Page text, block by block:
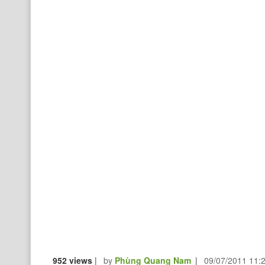
952 views | by Phùng Quang Nam | 09/07/2011